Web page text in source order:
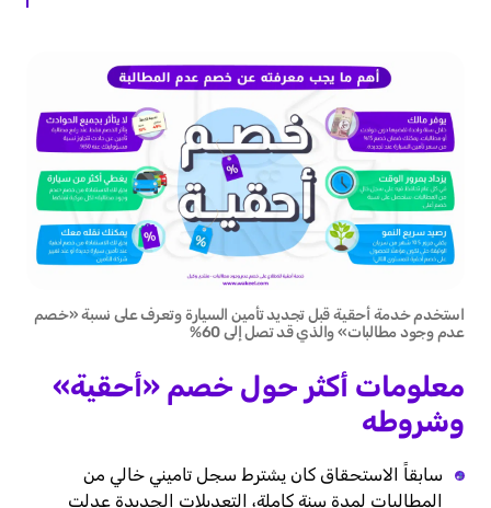
استخدم خدمة أحقية قبل تجديد تأمين السيارة وتعرف على نسبة «خصم
عدم وجود مطالبات» والذي قد تصل إلى 60%
معلومات أكثر حول خصم «أحقية»
وشروطه
سابقاً الاستحقاق كان يشترط سجل تاميني خالي من
المطالبات لمدة سنة كاملة، التعديلات الجديدة عدلت